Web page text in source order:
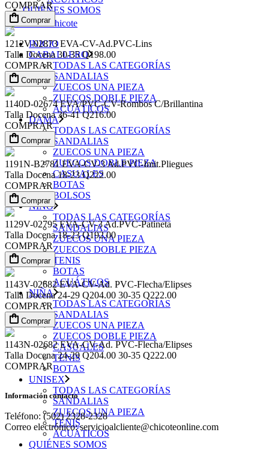
INICIO
CABALLERO
TODAS LAS CATEGORÍAS
SANDALIAS
ZUECOS UNA PIEZA
ZUECOS DOBLE PIEZA
ACUÁTICOS
DAMA
TODAS LAS CATEGORÍAS
SANDALIAS
ZUECOS UNA PIEZA
ZUECOS DOBLE PIEZA
CASUALES
BOTAS
BOLSOS
NIÑO
TODAS LAS CATEGORÍAS
SANDALIAS
ZUECOS UNA PIEZA
ZUECOS DOBLE PIEZA
TENIS
BOTAS
ACUÁTICOS
NIÑA
TODAS LAS CATEGORÍAS
SANDALIAS
ZUECOS UNA PIEZA
ZUECOS DOBLE PIEZA
CASUALES
TENIS
BOTAS
UNISEX
TODAS LAS CATEGORÍAS
SANDALIAS
ZUECOS UNA PIEZA
TENIS
ACUÁTICOS
QUIÉNES SOMOS
QUIÉNES SOMOS
COMPRAR
Comprar
1212V-02873 EVA-CV-Ad.PVC-Lins
Talla Docena 30-35 Q198.00
COMPRAR
Comprar
1140D-02674 EVA/PVC-CV-Rombos C/Brillantina
Talla Docena 36-41 Q216.00
COMPRAR
Comprar
1191N-B2781 EVA-CV-3 Ad.PVC-Imit.Pliegues
Talla Docena 18-23 Q222.00
COMPRAR
Comprar
1129V-02795 EVA-CV-3 Ad.PVC-Patineta
Talla Docena 18-23 Q192.00
COMPRAR
Comprar
1143V-02682 EVA-CV-Ad. PVC-Flecha/Elipses
Talla Docena 24-29 Q204.00 30-35 Q222.00
COMPRAR
Comprar
1143N-02682 EVA-CV-Ad. PVC-Flecha/Elipses
Talla Docena 24-29 Q204.00 30-35 Q222.00
COMPRAR
Información contacto
Teléfono: (502) 2328-2328
Correo electrónico: servicioalcliente@chicoteonline.com